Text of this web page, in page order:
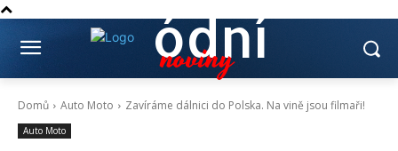
ódní
noviny
Domů Auto Moto Zavíráme dálnici do Polska. Na vině jsou filmaři!
Auto Moto